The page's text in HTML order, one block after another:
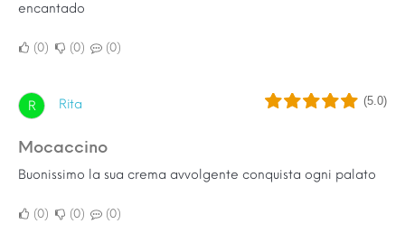
encantado
0 0 0
R Rita (5.0)
Mocaccino
Buonissimo la sua crema avvolgente conquista ogni palato
0 0 0